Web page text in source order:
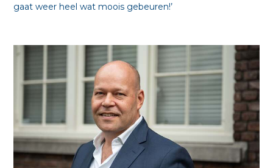
gaat weer heel wat moois gebeuren!’